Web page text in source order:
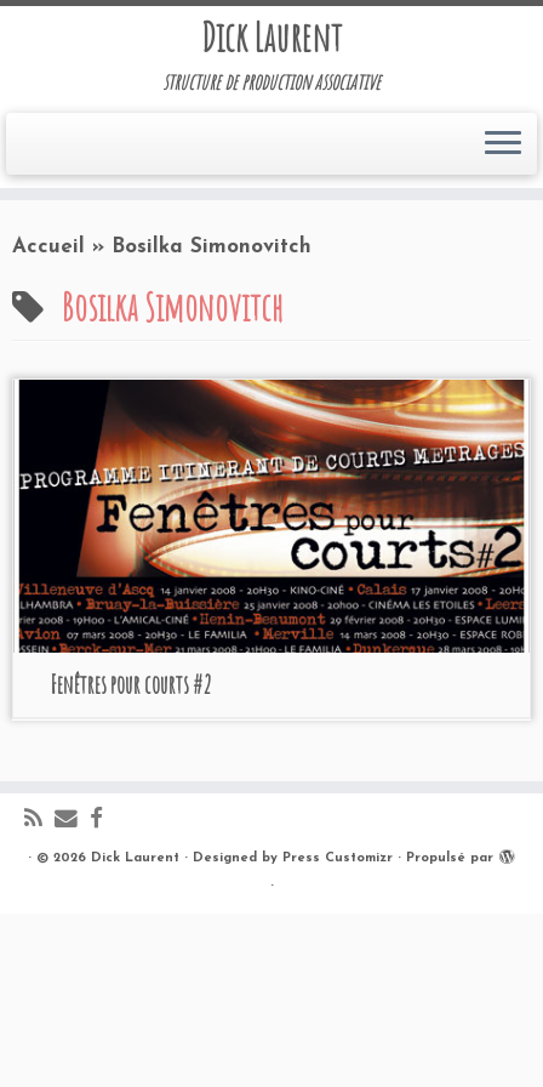
Dick Laurent
structure de production associative
Accueil » Bosilka Simonovitch
Bosilka Simonovitch
Programmation 2008
Fenêtres pour courts #2
· © 2026 Dick Laurent · Designed by Press Customizr · Propulsé par
·